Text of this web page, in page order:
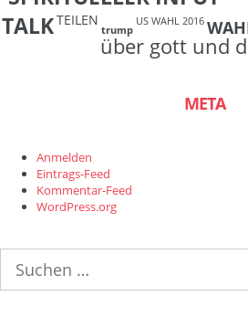
TALKTEILEN
trump
US WAHL 2016
über gott und
META
Anmelden
Eintrags-Feed
Kommentar-Feed
WordPress.org
nach: